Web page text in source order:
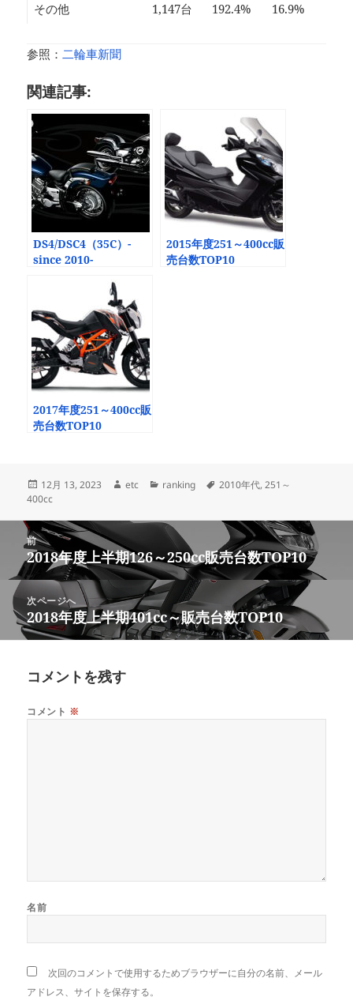
その他
1,147台 192.4% 16.9%
参照：二輪車新聞
関連記事:
DS4/DSC4（35C）-
since 2010-
2015年度251～400cc販
売台数TOP10
2017年度251～400cc販
売台数TOP10
投
稿
12月 13, 2023
作
etc
カ
リ
ー
ranking
タ
2010年代,251～
400cc
シ
前
前
の
投
稿:
2018年度上半期126～250cc販売台数TOP10
次ページへ
次
の
稿:
2018年度上半期401cc～販売台数TOP10
コメントを残す
コメント ※
名前
次回のコメントで使用するためブラウザーに自分の名前、メール
アドレス、サイトを保存する。